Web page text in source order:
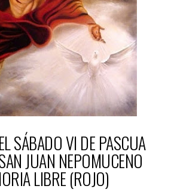
SÁBADO VI DE PASCUA
JUAN NEPOMUCENO
LIBRE (ROJO)